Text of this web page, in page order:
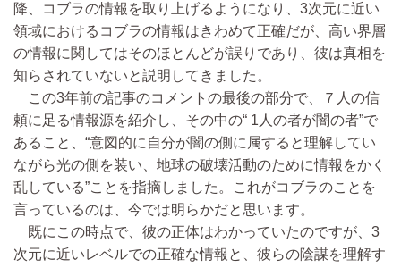
降、コブラの情報を取り上げるようになり、3次元に近い
領域におけるコブラの情報はきわめて正確だが、高い界層
の情報に関してはそのほとんどが誤りであり、彼は真相を
知らされていないと説明してきました。
この3年前の記事のコメントの最後の部分で、７人の信
頼に足る情報源を紹介し、その中の“ 1人の者が闇の者”で
あること、“意図的に自分が闇の側に属すると理解してい
ながら光の側を装い、地球の破壊活動のために情報をかく
乱している”ことを指摘しました。これがコブラのことを
言っているのは、今では明らかだと思います。
既にこの時点で、彼の正体はわかっていたのですが、3
次元に近いレベルでの正確な情報と、彼らの陰謀を理解す